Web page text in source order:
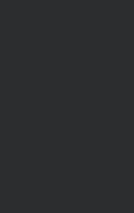
задач)
и план
ТЗ.